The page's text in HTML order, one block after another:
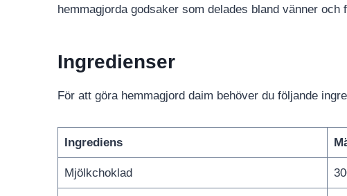
hemmagjorda godsaker som delades bland vänner och
Ingredienser
För att göra hemmagjord daim behöver du följande
Ingrediens
Mjölkchoklad